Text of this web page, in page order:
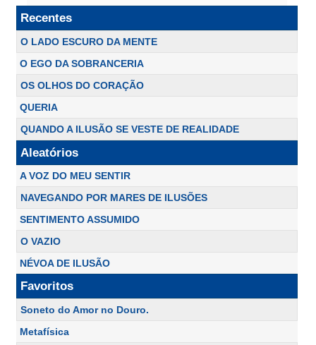
Recentes
O LADO ESCURO DA MENTE
O EGO DA SOBRANCERIA
OS OLHOS DO CORAÇÃO
QUERIA
QUANDO A ILUSÃO SE VESTE DE REALIDADE
Aleatórios
A VOZ DO MEU SENTIR
NAVEGANDO POR MARES DE ILUSÕES
SENTIMENTO ASSUMIDO
O VAZIO
NÉVOA DE ILUSÃO
Favoritos
Soneto do Amor no Douro.
Metafísica